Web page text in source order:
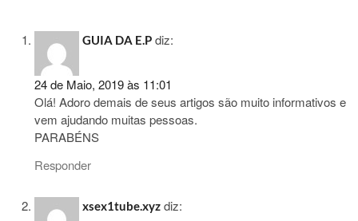
GUIA DA E.P diz:
24 de Maio, 2019 às 11:01
Olá! Adoro demais de seus artigos são muito informativos e
vem ajudando muitas pessoas.
PARABÉNS
Responder
xsex1tube.xyz diz: